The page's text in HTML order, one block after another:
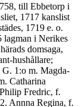
till Ebbetorp i
1717 kanslist
1719 e. o.
lagman i Nerikes
domsaga,
hushållare;
G. 1:o m. Magda­
Catharina
Fredric, f.
Annna Regina, f.